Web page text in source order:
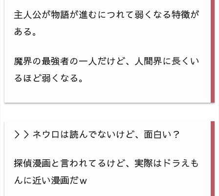
主人公が物語が進むにつれて弱くなる特徴が
ある。
魔界の最強者の一人だけど、人間界に長くい
るほど弱くなる。
＞＞ネウロは読んでないけど、面白い？
探偵漫画と言われてるけど、実際はドラえも
んに近い漫画だｗ